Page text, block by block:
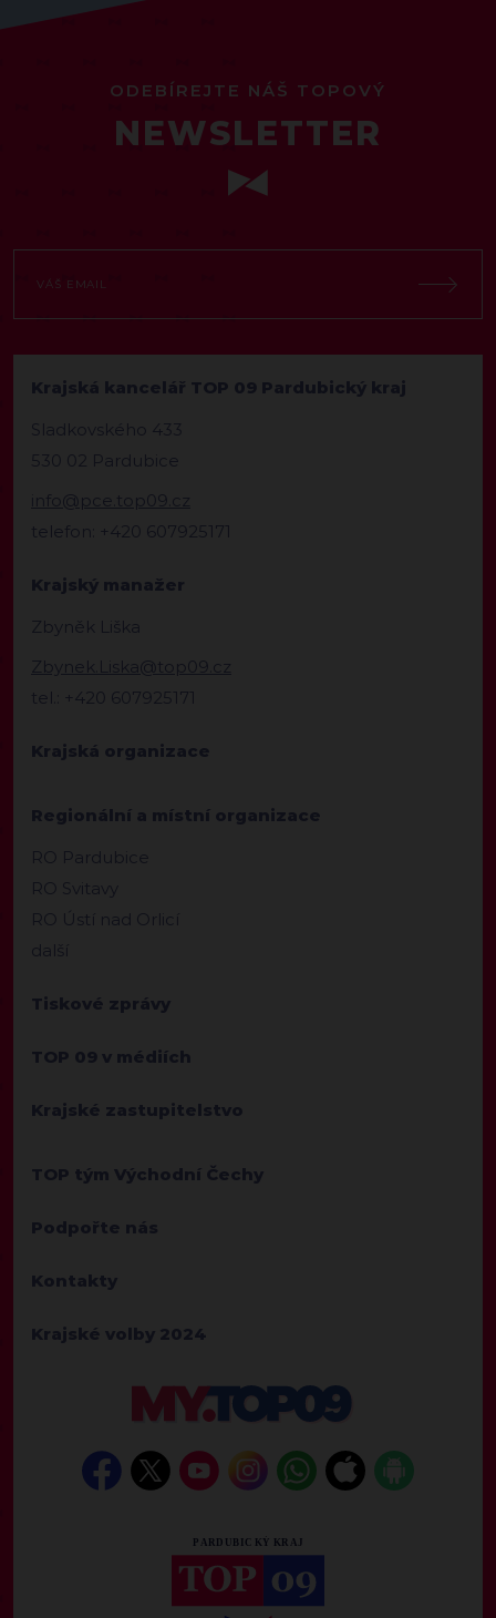
ODEBÍREJTE NÁŠ TOPOVÝ
NEWSLETTER
Krajská kancelář TOP 09 Pardubický kraj
Sladkovského 433
530 02 Pardubice
info@pce.top09.cz
telefon: +420 607925171
Krajský manažer
Zbyněk Liška
Zbynek.Liska@top09.cz
tel.: +420 607925171
Krajská organizace
Regionální a místní organizace
RO Pardubice
RO Svitavy
RO Ústí nad Orlicí
další
Tiskové zprávy
TOP 09 v médiích
Krajské zastupitelstvo
TOP tým Východní Čechy
Podpořte nás
Kontakty
Krajské volby 2024